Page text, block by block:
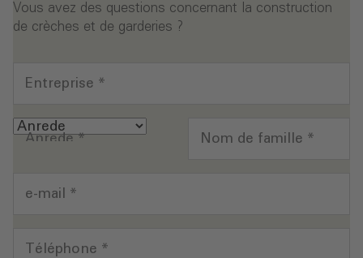
Vous avez des questions concernant la construction
de crèches et de garderies ?
Entreprise *
Anrede* Nom de famille *
e-mail *
Téléphone *